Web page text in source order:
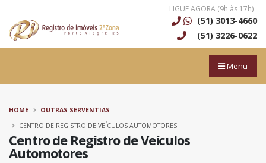
LIGUE AGORA (9h às 17h)
(51) 3013-4660
(51) 3226-0622
Menu
Centro de Registro de Veículos
Automotores
HOME
OUTRAS SERVENTIAS
CENTRO DE REGISTRO DE VEÍCULOS AUTOMOTORES